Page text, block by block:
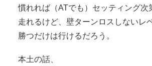
慣れれば（ATでも）セッティング次
走れるけど、壁ターンロスしないレ
勝つだけは行けるだろう。
本土の話、